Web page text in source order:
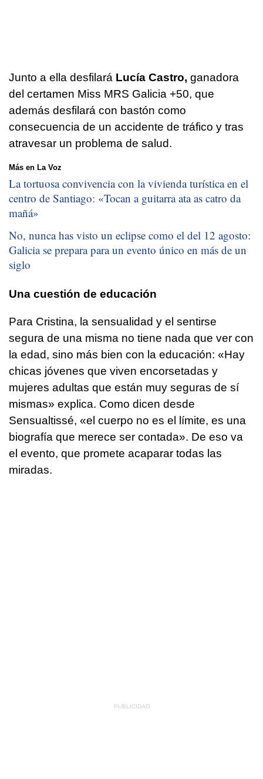
Junto a ella desfilará Lucía Castro, ganadora
del certamen Miss MRS Galicia +50, que
además desfilará con bastón como
consecuencia de un accidente de tráfico y tras
atravesar un problema de salud.
Más en La Voz
La tortuosa convivencia con la vivienda turística en el
centro de Santiago: «Tocan a guitarra ata as catro da
mañá»
No, nunca has visto un eclipse como el del 12 agosto:
Galicia se prepara para un evento único en más de un
siglo
Una cuestión de educación
Para Cristina, la sensualidad y el sentirse
segura de una misma no tiene nada que ver con
la edad, sino más bien con la educación: «Hay
chicas jóvenes que viven encorsetadas y
mujeres adultas que están muy seguras de sí
mismas» explica. Como dicen desde
Sensualtissé, «el cuerpo no es el límite, es una
biografía que merece ser contada». De eso va
el evento, que promete acaparar todas las
miradas.